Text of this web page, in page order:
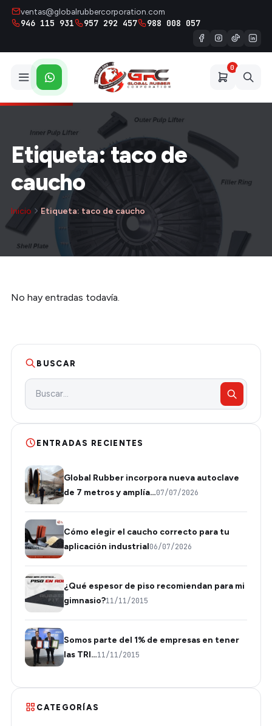
ventas@globalrubbercorporation.com
946 115 931 957 292 457 988 008 057
0
Etiqueta: taco de
caucho
Inicio Etiqueta: taco de caucho
No hay entradas todavía.
BUSCAR
ENTRADAS RECIENTES
Global Rubber incorpora nueva autoclave
de 7 metros y amplía…07/07/2026
Cómo elegir el caucho correcto para tu
aplicación industrial06/07/2026
¿Qué espesor de piso recomiendan para mi
gimnasio?11/11/2015
Somos parte del 1% de empresas en tener
las TRI…11/11/2015
CATEGORÍAS